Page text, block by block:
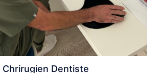
Chrirugien Dentiste